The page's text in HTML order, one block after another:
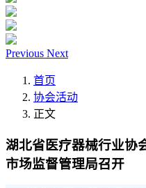
Previous Next
首页
协会活动
正文
湖北省医疗器械行业协
市场监督管理局召开